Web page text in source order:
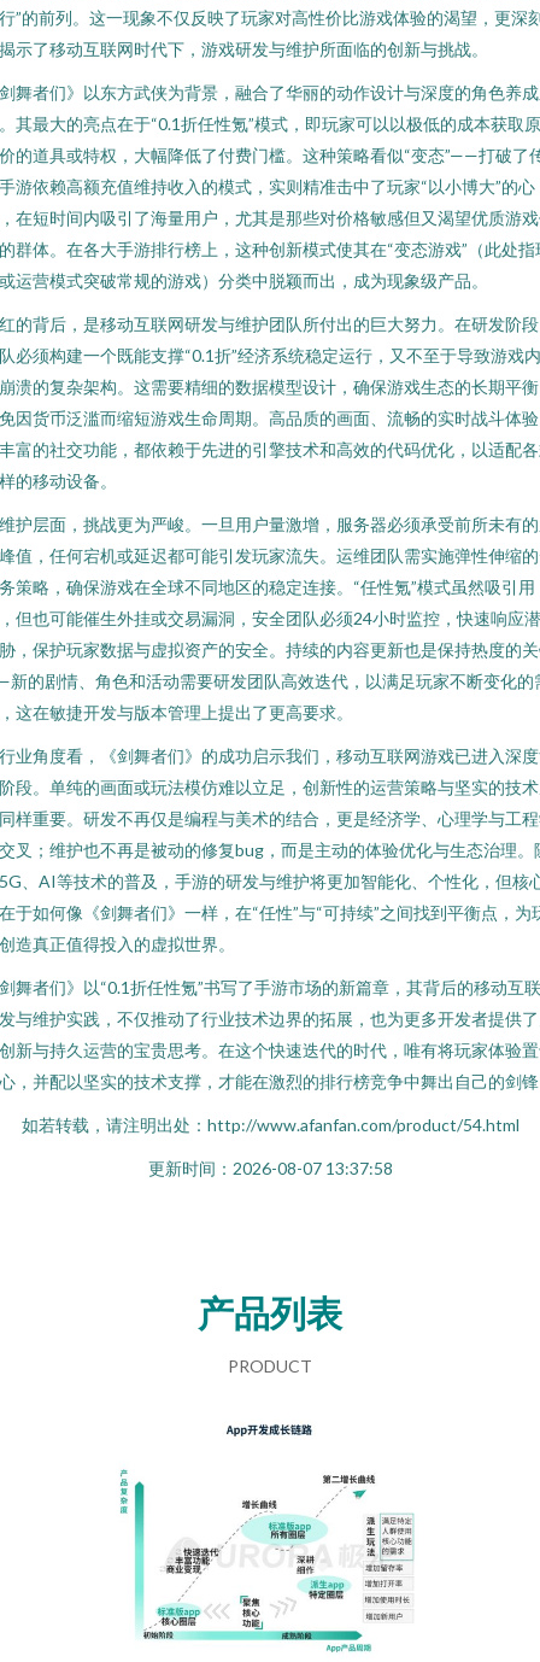
”的前列。这一现象不仅反映了玩家对高性价比游戏体验的渴望，更深
示了移动互联网时代下，游戏研发与维护所面临的创新与挑战。
舞者们》以东方武侠为背景，融合了华丽的动作设计与深度的角色养
其最大的亮点在于“0.1折任性氪”模式，即玩家可以以极低的成本获取
的道具或特权，大幅降低了付费门槛。这种策略看似“变态”——打破了
游依赖高额充值维持收入的模式，实则精准击中了玩家“以小博大”的心
在短时间内吸引了海量用户，尤其是那些对价格敏感但又渴望优质游
群体。在各大手游排行榜上，这种创新模式使其在“变态游戏”（此处指
运营模式突破常规的游戏）分类中脱颖而出，成为现象级产品。
的背后，是移动互联网研发与维护团队所付出的巨大努力。在研发阶
必须构建一个既能支撑“0.1折”经济系统稳定运行，又不至于导致游戏
溃的复杂架构。这需要精细的数据模型设计，确保游戏生态的长期平
因货币泛滥而缩短游戏生命周期。高品质的画面、流畅的实时战斗体
富的社交功能，都依赖于先进的引擎技术和高效的代码优化，以适配
的移动设备。
护层面，挑战更为严峻。一旦用户量激增，服务器必须承受前所未有
值，任何宕机或延迟都可能引发玩家流失。运维团队需实施弹性伸缩
策略，确保游戏在全球不同地区的稳定连接。“任性氪”模式虽然吸引用
但也可能催生外挂或交易漏洞，安全团队必须24小时监控，快速响应
，保护玩家数据与虚拟资产的安全。持续的内容更新也是保持热度的
的剧情、角色和活动需要研发团队高效迭代，以满足玩家不断变化的
这在敏捷开发与版本管理上提出了更高要求。
业角度看，《剑舞者们》的成功启示我们，移动互联网游戏已进入深
段。单纯的画面或玩法模仿难以立足，创新性的运营策略与坚实的技
样重要。研发不再仅是编程与美术的结合，更是经济学、心理学与工
叉；维护也不再是被动的修复bug，而是主动的体验优化与生态治理。
、AI等技术的普及，手游的研发与维护将更加智能化、个性化，但核
于如何像《剑舞者们》一样，在“任性”与“可持续”之间找到平衡点，为
造真正值得投入的虚拟世界。
舞者们》以“0.1折任性氪”书写了手游市场的新篇章，其背后的移动互
与维护实践，不仅推动了行业技术边界的拓展，也为更多开发者提供
新与持久运营的宝贵思考。在这个快速迭代的时代，唯有将玩家体验
，并配以坚实的技术支撑，才能在激烈的排行榜竞争中舞出自己的剑
如若转载，请注明出处：http://www.afanfan.com/product/54.html
更新时间：2026-08-07 13:37:58
产品列表
PRODUCT